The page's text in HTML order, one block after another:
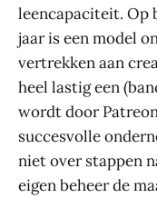
leencapaciteit. Op
jaar is een model
vertrekken aan
heel lastig een
wordt door
succesvolle
niet over stappen
eigen beheer de